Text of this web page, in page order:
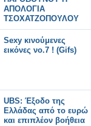
ΑΠΟΛΟΓΙΑ
ΤΣΟΧΑΤΖΟΠΟΥΛΟΥ
Sexy κινούμενες
εικόνες νο.7 ! (Gifs)
UBS: Έξοδο της
Ελλάδας από το ευρώ
και επιπλέον βοήθεια